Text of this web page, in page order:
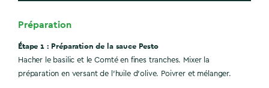
Préparation
Étape 1 : Préparation de la sauce Pesto
Hacher le basilic et le Comté en fines tranches. Mixer la
préparation en versant de l'huile d'olive. Poivrer et mélanger.